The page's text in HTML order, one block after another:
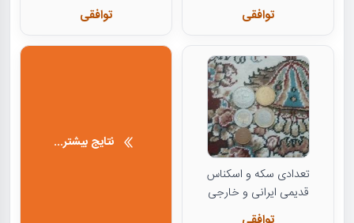
توافقی توافقی
تعدادی سکه و اسکناس
قدیمی ایرانی و خارجی
نتایج بیشتر...